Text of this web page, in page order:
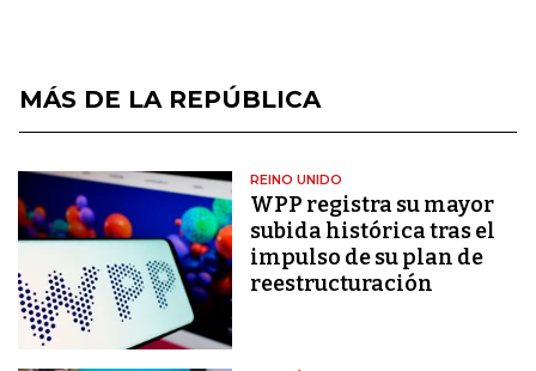
MÁS DE LA REPÚBLICA
REINO UNIDO
WPP registra su mayor
subida histórica tras el
impulso de su plan de
reestructuración